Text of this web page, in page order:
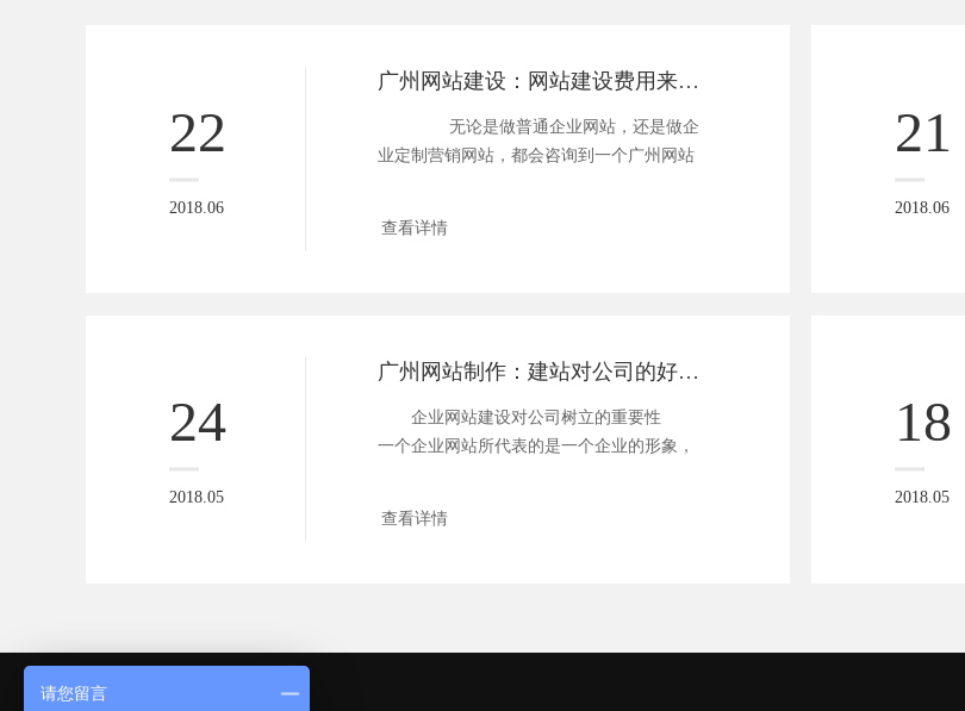
22
2018.06
广州网站建设：网站建设费用来自哪里
无论是做普通企业网站，还是做企
业定制营销网站，都会咨询到一个广州网站
查看详情
21
2018.06
24
2018.05
广州网站制作：建站对公司的好处！
企业网站建设对公司树立的重要性
一个企业网站所代表的是一个企业的形象，
查看详情
18
2018.05
请您留言